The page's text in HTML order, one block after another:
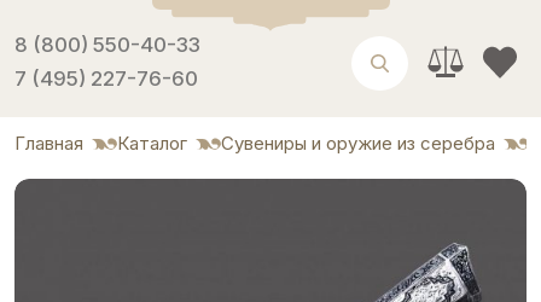
8 (800) 550-40-33
7 (495) 227-76-60
Главная Каталог Сувениры и оружие из серебра